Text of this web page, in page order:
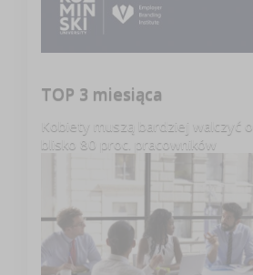
TOP 3 miesiąca
Kobiety muszą bardziej walczyć
blisko 80 proc. pracowników